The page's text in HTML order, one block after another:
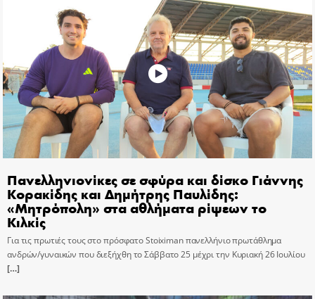
Πανελληνιονίκες σε σφύρα και δίσκο Γιάννης
Κορακίδης και Δημήτρης Παυλίδης:
«Μητρόπολη» στα αθλήματα ρίψεων το
Κιλκίς
Για τις πρωτιές τους στο πρόσφατο Stoiximan πανελλήνιο πρωτάθλημα
ανδρών/γυναικών που διεξήχθη το Σάββατο 25 μέχρι την Κυριακή 26 Ιουλίου
[…]